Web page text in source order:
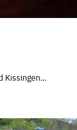
Kissingen...